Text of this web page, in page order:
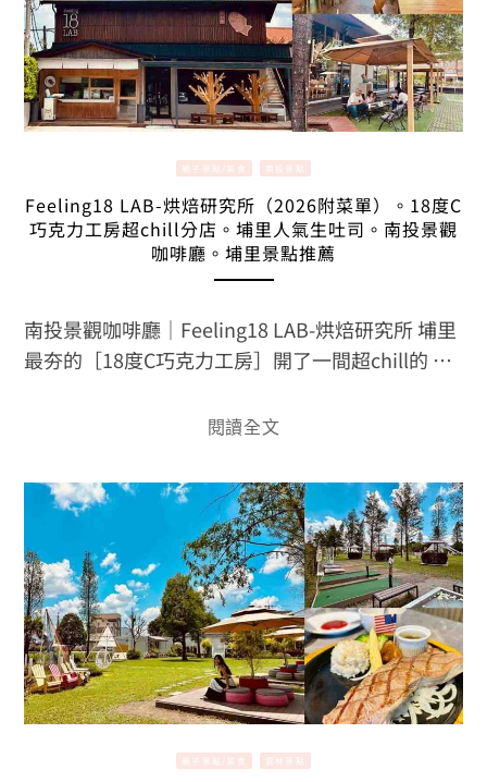
親子景點/美食 南投景點
Feeling18 LAB-烘焙研究所（2026附菜單）。18度C
巧克力工房超chill分店。埔里人氣生吐司。南投景觀
咖啡廳。埔里景點推薦
南投景觀咖啡廳｜Feeling18 LAB-烘焙研究所 埔里
最夯的［18度C巧克力工房］開了一間超chill的 …
閱讀全文
親子景點/美食 雲林景點